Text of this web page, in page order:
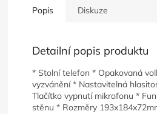
Popis Diskuze
Detailní popis produktu
* Stolní telefon * Opakovaná
vyzvánění * Nastavitelná
Tlačítko vypnutí mikrofonu *
stěnu * Rozměry